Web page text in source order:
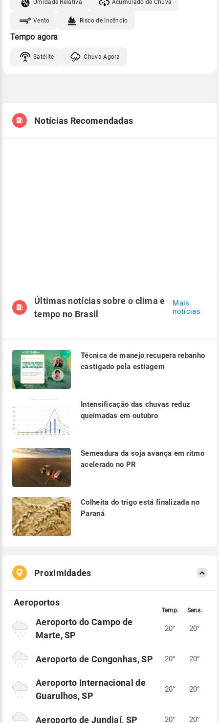
Umidade Relativa Acumulado de Chuva
Vento Risco de Incêndio
Tempo agora
Satélite Chuva Agora
Notícias Recomendadas
Últimas notícias sobre o clima e
tempo no Brasil
Mais
notícias
Técnica de manejo recupera rebanho
castigado pela estiagem
Intensificação das chuvas reduz
queimadas em outubro
Semeadura da soja avança em ritmo
acelerado no PR
Colheita do trigo está finalizada no
Paraná
Proximidades
Aeroporto do Campo de
Marte, SP
20° 20°
Aeroporto de Congonhas, SP 20° 20°
Aeroporto Internacional de
Guarulhos, SP
20° 20°
Aeroporto de Jundiaí, SP 20° 20°